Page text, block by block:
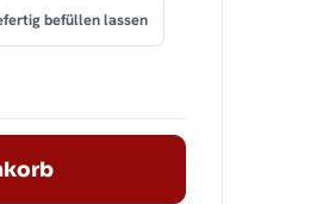
befüllen lassen